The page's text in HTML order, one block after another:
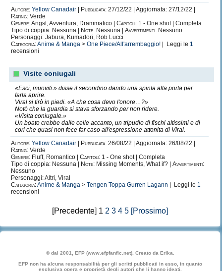
Autore: Yellow Canadair Pubblicata: 27/12/22 | Aggiornata: 27/12/22 |
Rating: Verde
Genere:Angst, Avventura, Drammatico | Capitoli: 1 - One shot | Completa
Tipo di coppia: Nessuna |
Note: Nessuna | Avvertimenti: Nessuno
Personaggi: Jabura, Kumadori, Rob Lucci
Categoria:Anime & Manga > One Piece/All'arrembaggio! | Leggi le 1
recensioni
Visite coniugali
«Esci, muoviti.» disse il secondino dando una spinta alla porta per
farla aprire.
Viral si tirò in piedi. «A che cosa devo l'onore…?»
Notò che la guardia si stava sforzando per non ridere.
«Visita coniugale.»
Un boato crebbe dalle celle accanto, un tripudio di fischi altissimi e di
cori che quasi non fece far caso all'espressione attonita di Viral.
Autore: Yellow Canadair Pubblicata: 26/08/22 | Aggiornata: 26/08/22 |
Rating: Verde
Genere: Fluff, Romantico | Capitoli: 1 - One shot | Completa
Tipo di coppia: Nessuna |
Note: Missing Moments, What if? | Avvertimenti:
Nessuno
Personaggi: Altri, Viral
Categoria:Anime & Manga > Tengen Toppa Gurren Lagann | Leggi le 1
recensioni
[Precedente] 1 2 3 4 5 [Prossimo]
© dal 2001, EFP (www.efpfanfic.net). Creato da Erika.
EFP non ha alcuna responsabilità per gli scritti pubblicati in esso, in quanto
esclusiva opera e proprietà degli autori che li hanno ideati.